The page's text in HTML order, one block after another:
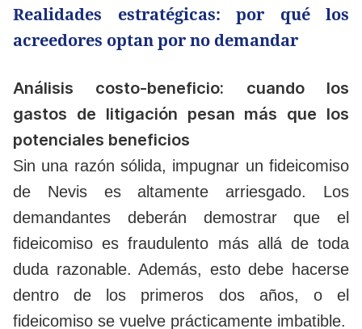
Realidades estratégicas: por qué los
acreedores optan por no demandar
Análisis costo-beneficio: cuando los
gastos de litigación pesan más que los
potenciales beneficios
Sin una razón sólida, impugnar un fideicomiso
de Nevis es altamente arriesgado. Los
demandantes deberán demostrar que el
fideicomiso es fraudulento más allá de toda
duda razonable. Además, esto debe hacerse
dentro de los primeros dos años, o el
fideicomiso se vuelve prácticamente imbatible.